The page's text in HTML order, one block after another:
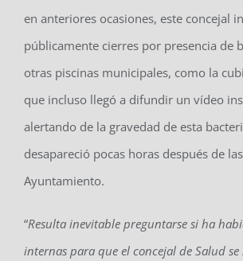
en anteriores ocasiones, este concejal
públicamente cierres por presencia de
otras piscinas municipales, como la
que incluso llegó a difundir un vídeo
alertando de la gravedad de esta
desapareció pocas horas después de
Ayuntamiento.
“Resulta inevitable preguntarse si ha
internas para que el concejal de Salud se